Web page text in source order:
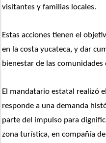
visitantes y familias locales.
Estas acciones tienen el
en la costa yucateca, y dar
bienestar de las comunidades
El mandatario estatal realizó
responde a una demanda
parte del impulso para
zona turística, en compañía